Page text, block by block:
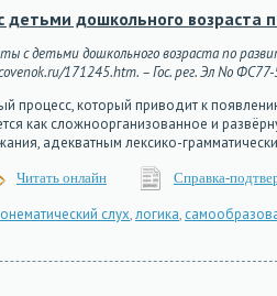
дошкольного возраста
с детьми дошкольного возраста по
171245.htm. – Гос. рег. Эл No
процесс, который приводит к
как сложноорганизованное и
адекватным лексико-
Читать онлайн Справка-
слух,логика,